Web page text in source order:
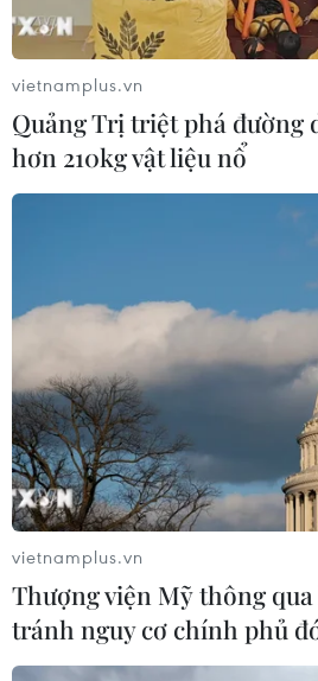
vietnamplus.vn
Quảng Trị triệt phá đường
hơn 210kg vật liệu nổ
vietnamplus.vn
Thượng viện Mỹ thông
tránh nguy cơ chính phủ